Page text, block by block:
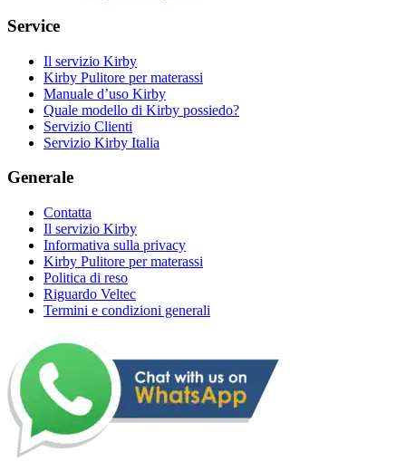
Service
Il servizio Kirby
Kirby Pulitore per materassi
Manuale d’uso Kirby
Quale modello di Kirby possiedo?
Servizio Clienti
Servizio Kirby Italia
Generale
Contatta
Il servizio Kirby
Informativa sulla privacy
Kirby Pulitore per materassi
Politica di reso
Riguardo Veltec
Termini e condizioni generali